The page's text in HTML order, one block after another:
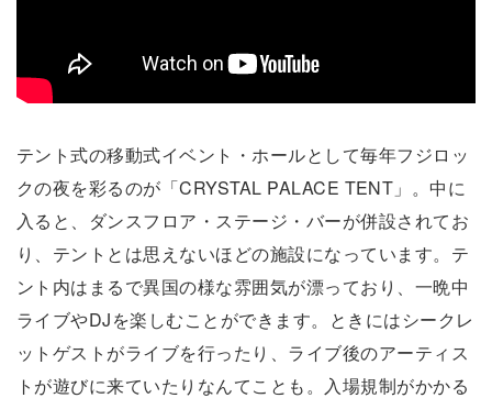
テント式の移動式イベント・ホールとして毎年フジロッ
クの夜を彩るのが「CRYSTAL PALACE TENT」。中に
入ると、ダンスフロア・ステージ・バーが併設されてお
り、テントとは思えないほどの施設になっています。テ
ント内はまるで異国の様な雰囲気が漂っており、一晩中
ライブやDJを楽しむことができます。ときにはシークレ
ットゲストがライブを行ったり、ライブ後のアーティス
トが遊びに来ていたりなんてことも。入場規制がかかる